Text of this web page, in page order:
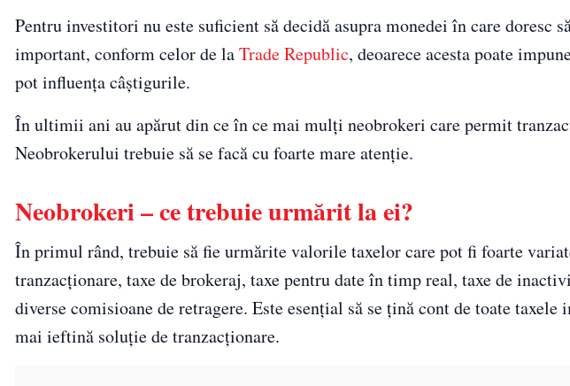
Pentru investitori nu este suficient să decidă asupra monedei în care doresc
important, conform celor de laTrade Republic, deoarece acesta poate
pot influenţa câştigurile.
În ultimii ani au apărut din ce în ce mai mulţi neobrokeri care permit
Neobrokerului trebuie să se facă cu foarte mare atenţie.
Neobrokeri – ce trebuie urmărit la ei?
În primul rând, trebuie să fie urmărite valorile taxelor care pot fi foarte
tranzacţionare, taxe de brokeraj, taxe pentru date în timp real, taxe de
diverse comisioane de retragere. Este esenţial să se ţină cont de toate taxele
mai ieftină soluţie de tranzacţionare.